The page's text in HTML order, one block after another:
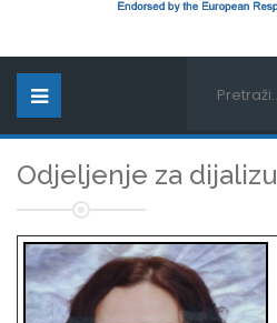
Odjeljenje za dijalizu